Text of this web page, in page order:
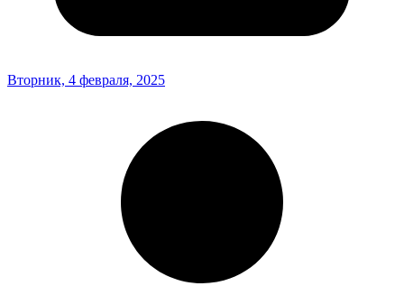
Вторник, 4 февраля, 2025